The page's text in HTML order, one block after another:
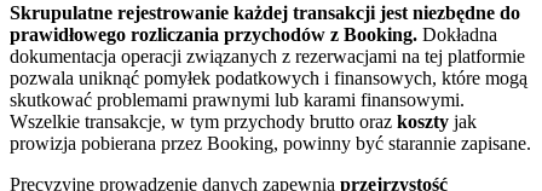
Skrupulatne rejestrowanie każdej transakcji jest niezbędne do
prawidłowego rozliczania przychodów z Booking. Dokładna
dokumentacja operacji związanych z rezerwacjami na tej platformie
pozwala uniknąć pomyłek podatkowych i finansowych, które mogą
skutkować problemami prawnymi lub karami finansowymi.
Wszelkie transakcje, w tym przychody brutto oraz koszty jak
prowizja pobierana przez Booking, powinny być starannie zapisane.
Precyzyjne prowadzenie danych zapewnia przejrzystość